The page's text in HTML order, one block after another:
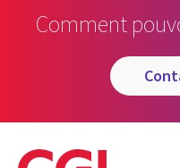
Comment